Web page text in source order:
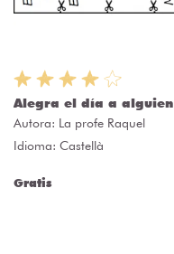
Alegra el día a alguien
Autora: La profe Raquel
Idioma: Castellà
Gratis